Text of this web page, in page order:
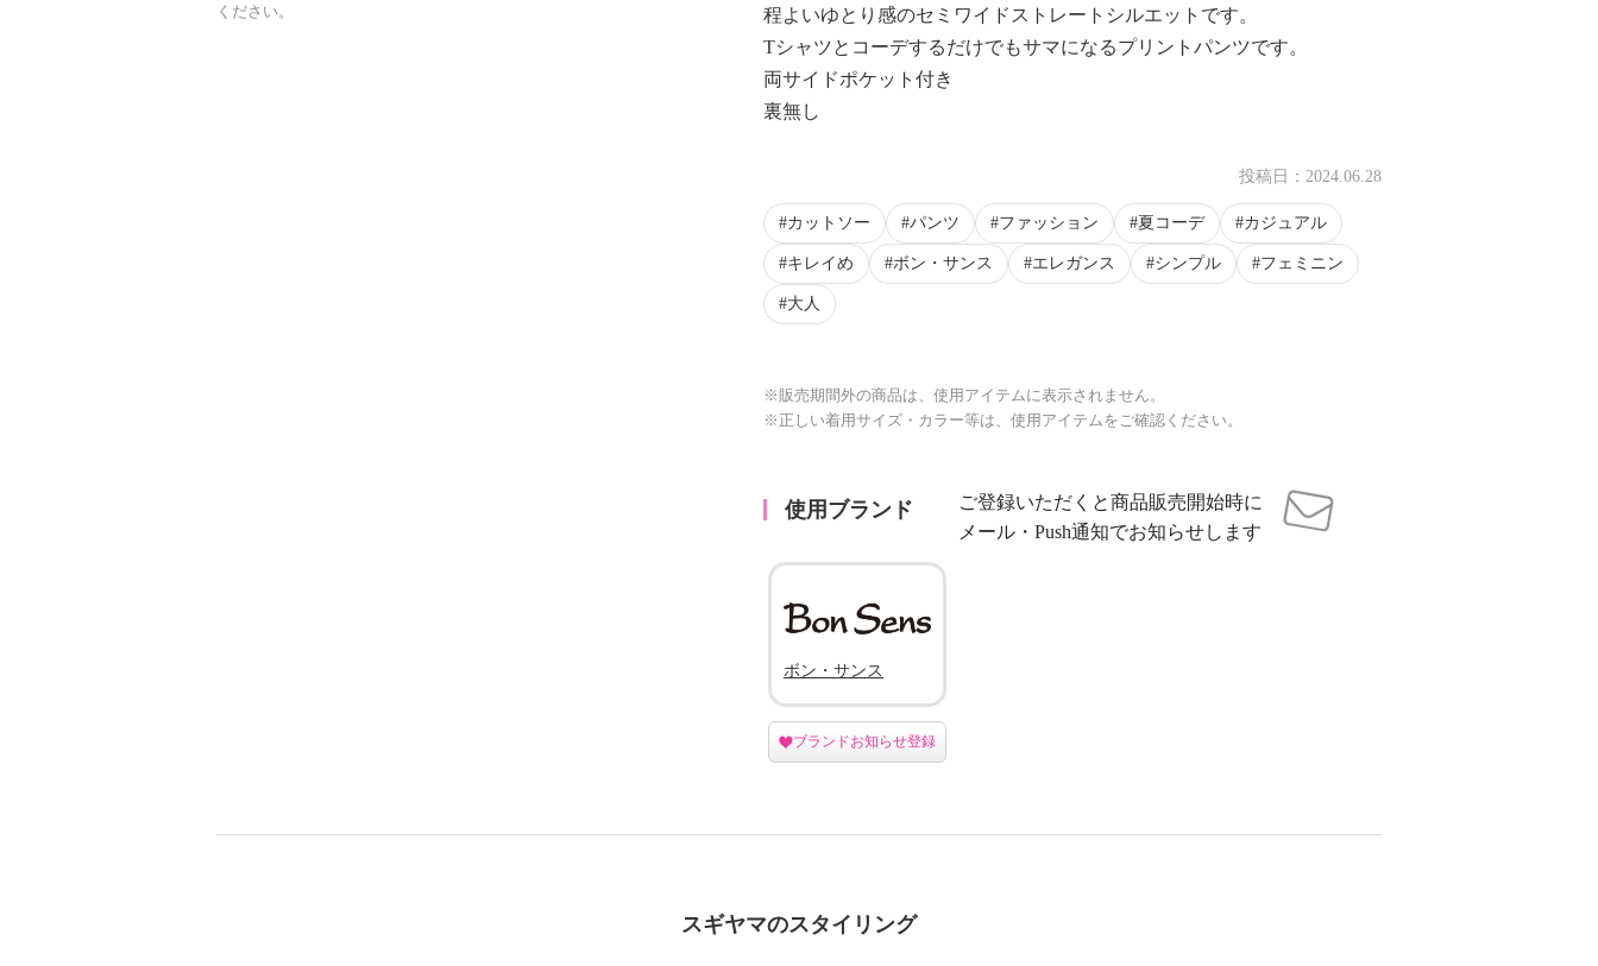
ください。
程よいゆとり感のセミワイドストレートシルエットです。
Tシャツとコーデするだけでもサマになるプリントパンツです。
両サイドポケット付き
裏無し
投稿日： 2024.06.28
カットソー パンツ ファッション 夏コーデ カジュアル
キレイめ ボン・サンス エレガンス シンプル フェミニン
大人
※販売期間外の商品は、使用アイテムに表示されません。
※正しい着用サイズ・カラー等は、使用アイテムをご確認ください。
使用ブランド
ご登録いただくと商品販売開始時に
メール・Push通知でお知らせします
ボン・サンス
ブランドお知らせ登録
スギヤマのスタイリング